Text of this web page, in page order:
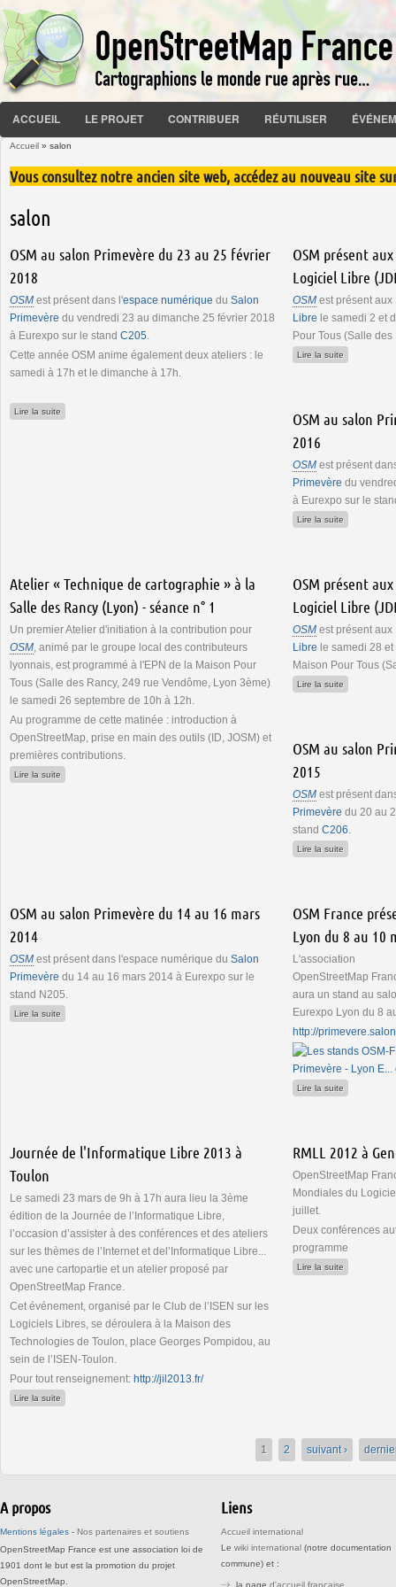
ACCUEIL LE PROJET CONTRIBUER RÉUTILISER
Vous êtes ici
Accueil » salon
Vous consultez notre ancien site web, accédez au nouveau site
salon
OSM au salon Primevère du 23 au 25 février
2018
OSM est présent dans l'espace numérique du Salon
Primevère du vendredi 23 au dimanche 25 février 2018
à Eurexpo sur le stand C205.
Cette année OSM anime également deux ateliers : le
samedi à 17h et le dimanche à 17h.
Lire la suite
OSM présent
Logiciel Libre
OSM est présent aux
Libre le samedi 2 et
Pour Tous (Salle des
Lire la suite
OSM au salon
2016
OSM est présent
Primevère du
à Eurexpo sur le
Lire la suite
Atelier « Technique de cartographie » à la
Salle des Rancy (Lyon) - séance n° 1
Un premier Atelier d'initiation à la contribution pour
OSM, animé par le groupe local des contributeurs
lyonnais, est programmé à l'EPN de la Maison Pour
Tous (Salle des Rancy, 249 rue Vendôme, Lyon 3ème)
le samedi 26 septembre de 10h à 12h.
Au programme de cette matinée : introduction à
OpenStreetMap, prise en main des outils (ID, JOSM) et
premières contributions.
Lire la suite de Atelier « Technique de cartographie » à la Salle des Rancy (Lyon) - séance n°
OSM présent
Logiciel Libre
OSM est présent aux
Libre le samedi 28
Maison Pour Tous
Lire la suite
OSM au salon
2015
OSM est présent
Primevère du 20 au
stand C206.
Lire la suite
OSM au salon Primevère du 14 au 16 mars
2014
OSM est présent dans l'espace numérique du Salon
Primevère du 14 au 16 mars 2014 à Eurexpo sur le
stand N205.
Lire la suite
OSM France
Lyon du 8 au 10
L'association
OpenStreetMap
aura un stand au
Eurexpo Lyon du 8
http://
Lire la suite
Journée de l'Informatique Libre 2013 à
Toulon
Le samedi 23 mars de 9h à 17h aura lieu la 3ème
édition de la Journée de l’Informatique Libre,
l’occasion d’assister à des conférences et des ateliers
sur les thèmes de l’Internet et del’Informatique Libre...
avec une cartopartie et un atelier proposé par
OpenStreetMap France.
Cet événement, organisé par le Club de l’ISEN sur les
Logiciels Libres, se déroulera à la Maison des
Technologies de Toulon, place Georges Pompidou, au
sein de l’ISEN-Toulon.
Pour tout renseignement: http://jil2013.fr/
Lire la suite
RMLL 2012 à
OpenStreetMap
Mondiales du
juillet.
Deux conférences
programme
Lire la suite
Pages
1 2 suivant ›
A propos
Mentions légales - Nos partenaires et soutiens
OpenStreetMap France est une association loi de
1901 dont le but est la promotion du projet
OpenStreetMap.
Liens
Accueil international
Le wiki international (notre documentation
commune) et :